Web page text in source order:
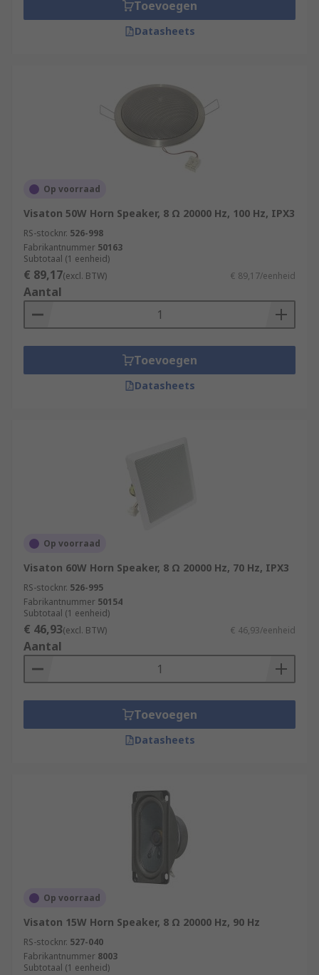
Toevoegen
Datasheets
Op voorraad
Visaton 50W Horn Speaker, 8 Ω 20000 Hz, 100 Hz, IPX3
RS-stocknr. 526-998
Fabrikantnummer 50163
Subtotaal (1 eenheid)
€ 89,17(excl. BTW) € 89,17/eenheid
Aantal
Toevoegen
Datasheets
Op voorraad
Visaton 60W Horn Speaker, 8 Ω 20000 Hz, 70 Hz, IPX3
RS-stocknr. 526-995
Fabrikantnummer 50154
Subtotaal (1 eenheid)
€ 46,93(excl. BTW) € 46,93/eenheid
Aantal
Toevoegen
Datasheets
Op voorraad
Visaton 15W Horn Speaker, 8 Ω 20000 Hz, 90 Hz
RS-stocknr. 527-040
Fabrikantnummer 8003
Subtotaal (1 eenheid)